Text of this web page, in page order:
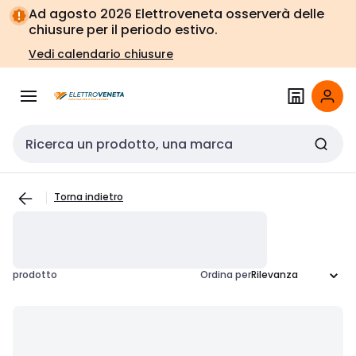
Vai alla
navigazione
Vai
alla
pagina
Ad agosto 2026 Elettroveneta osserverà delle
chiusure per il periodo estivo.
Vedi calendario chiusure
Cerca input
Torna indietro
prodotto Ordina per